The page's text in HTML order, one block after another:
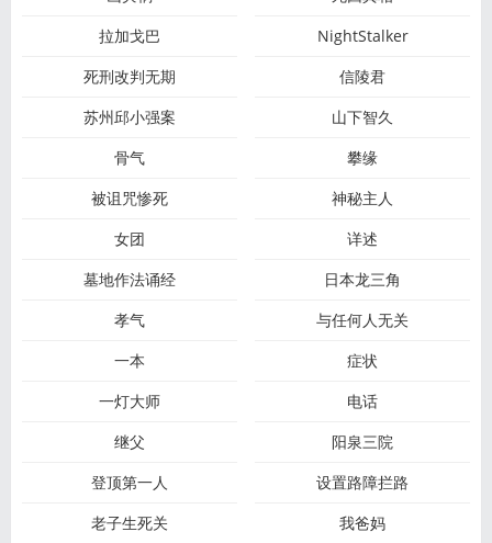
拉加戈巴
NightStalker
死刑改判无期
信陵君
苏州邱小强案
山下智久
骨气
攀缘
被诅咒惨死
神秘主人
女团
详述
墓地作法诵经
日本龙三角
孝气
与任何人无关
一本
症状
一灯大师
电话
继父
阳泉三院
登顶第一人
设置路障拦路
老子生死关
我爸妈